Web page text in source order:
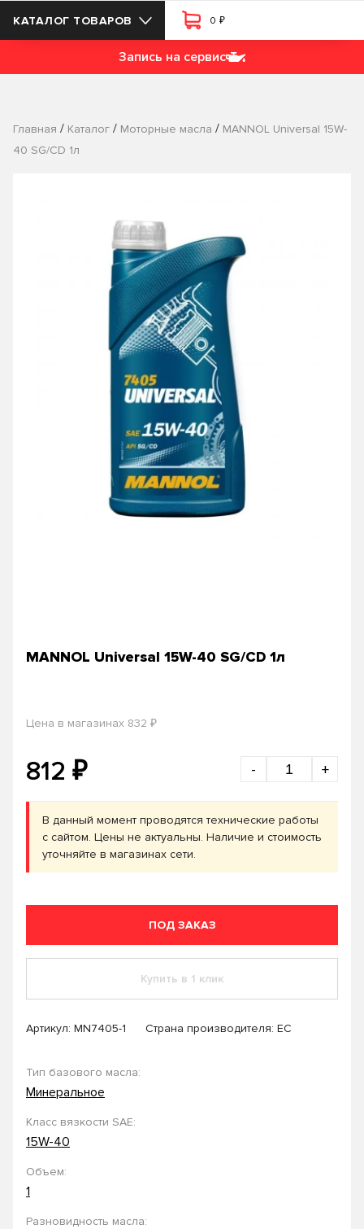
КАТАЛОГ ТОВАРОВ 0 ₽
Запись на сервис
Главная / Каталог / Моторные масла / MANNOL Universal 15W-
40 SG/CD 1л
MANNOL Universal 15W-40 SG/CD 1л
Цена в магазинах 832 ₽
812 ₽ - +
В данный момент проводятся технические работы
с сайтом. Цены не актуальны. Наличие и стоимость
уточняйте в магазинах сети.
ПОД ЗАКАЗ
Купить в 1 клик
Артикул: MN7405-1 Страна производителя: ЕС
Тип базового масла:
Минеральное
Класс вязкости SAE:
15W-40
Объем:
1
Разновидность масла: